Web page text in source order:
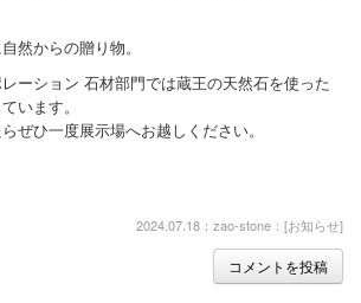
然からの贈り物。
ーション 石材部門では蔵王の天然石を使った
います。
ぜひ一度展示場へお越しください。
2024.07.18：zao-stone：[お知らせ]
コメントを投稿